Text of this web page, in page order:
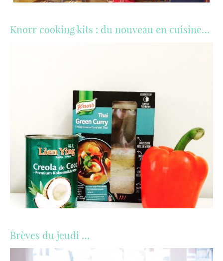
Knorr cooking kits : du nouveau en cuisine…
Brèves du jeudi …